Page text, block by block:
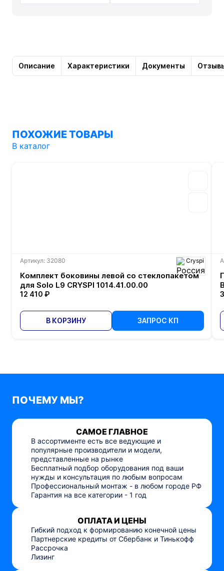
Описание Характеристики Документы
ПОХОЖИЕ ТОВАРЫ
В каталог
Артикул: 32080 Cryspi
Комплект боковины левой со стеклопакетом
для Solo L9 CRYSPI 1014.41.00.00
12 410 ₽
В КОРЗИНУ ЗАПРОС КП
ПОЧЕМУ МЫ?
САМОЕ ГЛАВНОЕ
В ассортименте есть все ведующие и
популярные производители и модели,
представленные на рынке
Бесплатный подбор оборудования под ваши
нужды и консультация по любым вопросам
Профессиональный монтаж - в любом городе РФ
Гарантия на все категории - 1 год
ОПЛАТА И ЦЕНЫ
Гибкий подход к формированию конечной цены
Партнерские кредиты от Сбербанк и Тинькофф
Рассрочка
Лизинг